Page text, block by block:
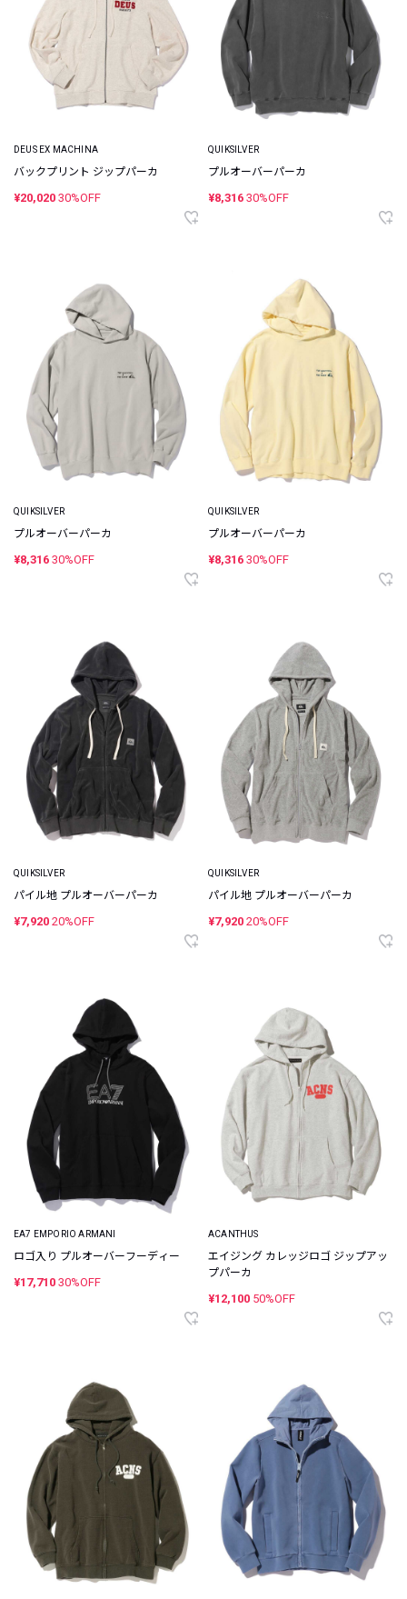
DEUS EX MACHINA
バックプリント ジップパーカ
¥20,020 30%OFF
QUIKSILVER
プルオーバーパーカ
¥8,316 30%OFF
QUIKSILVER
プルオーバーパーカ
¥8,316 30%OFF
QUIKSILVER
プルオーバーパーカ
¥8,316 30%OFF
QUIKSILVER
パイル地 プルオーバーパーカ
¥7,920 20%OFF
QUIKSILVER
パイル地 プルオーバーパーカ
¥7,920 20%OFF
EA7 EMPORIO ARMANI
ロゴ入り プルオーバーフーディー
¥17,710 30%OFF
ACANTHUS
エイジング カレッジロゴ ジップアッ
プパーカ
¥12,100 50%OFF